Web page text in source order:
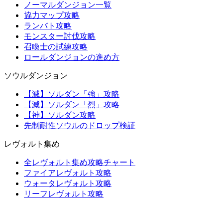
ノーマルダンジョン一覧
協力マップ攻略
ランバト攻略
モンスター討伐攻略
召喚士の試練攻略
ロールダンジョンの進め方
ソウルダンジョン
【滅】ソルダン「強」攻略
【滅】ソルダン「烈」攻略
【神】ソルダン攻略
先制耐性ソウルのドロップ検証
レヴォルト集め
全レヴォルト集め攻略チャート
ファイアレヴォルト攻略
ウォータレヴォルト攻略
リーフレヴォルト攻略